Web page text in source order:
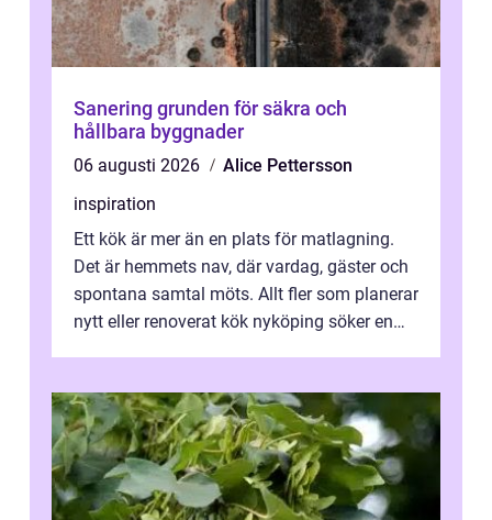
Sanering grunden för säkra och
hållbara byggnader
06 augusti 2026
Alice Pettersson
inspiration
Ett kök är mer än en plats för matlagning.
Det är hemmets nav, där vardag, gäster och
spontana samtal möts. Allt fler som planerar
nytt eller renoverat kök nyköping söker en